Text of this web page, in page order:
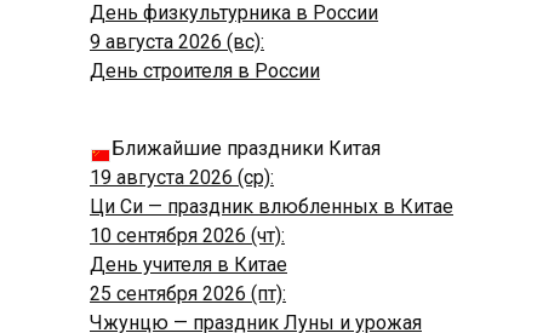
День физкультурника в России
9 августа 2026 (вс):
День строителя в России
Ближайшие праздники Китая
19 августа 2026 (ср):
Ци Си — праздник влюбленных в Китае
10 сентября 2026 (чт):
День учителя в Китае
25 сентября 2026 (пт):
Чжунцю — праздник Луны и урожая